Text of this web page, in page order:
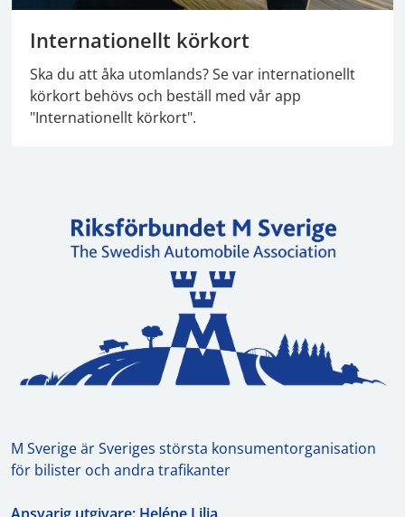
Internationellt körkort
Ska du att åka utomlands? Se var internationellt
körkort behövs och beställ med vår app
"Internationellt körkort".
M Sverige är Sveriges största konsumentorganisation
för bilister och andra trafikanter